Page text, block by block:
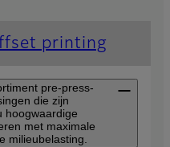
printing
pre-press-
die zijn
hoogwaardige
met maximale
milieubelasting.